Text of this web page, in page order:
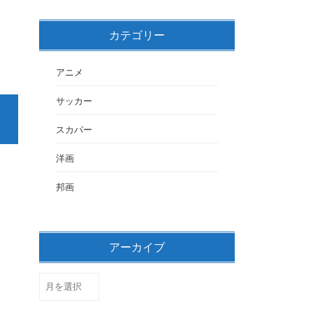
カテゴリー
アニメ
サッカー
スカパー
洋画
邦画
アーカイブ
ー